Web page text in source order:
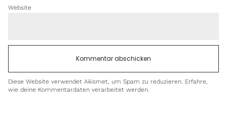
Website
Diese Website verwendet Akismet, um Spam zu reduzieren. Erfahre,
wie deine Kommentardaten verarbeitet werden.